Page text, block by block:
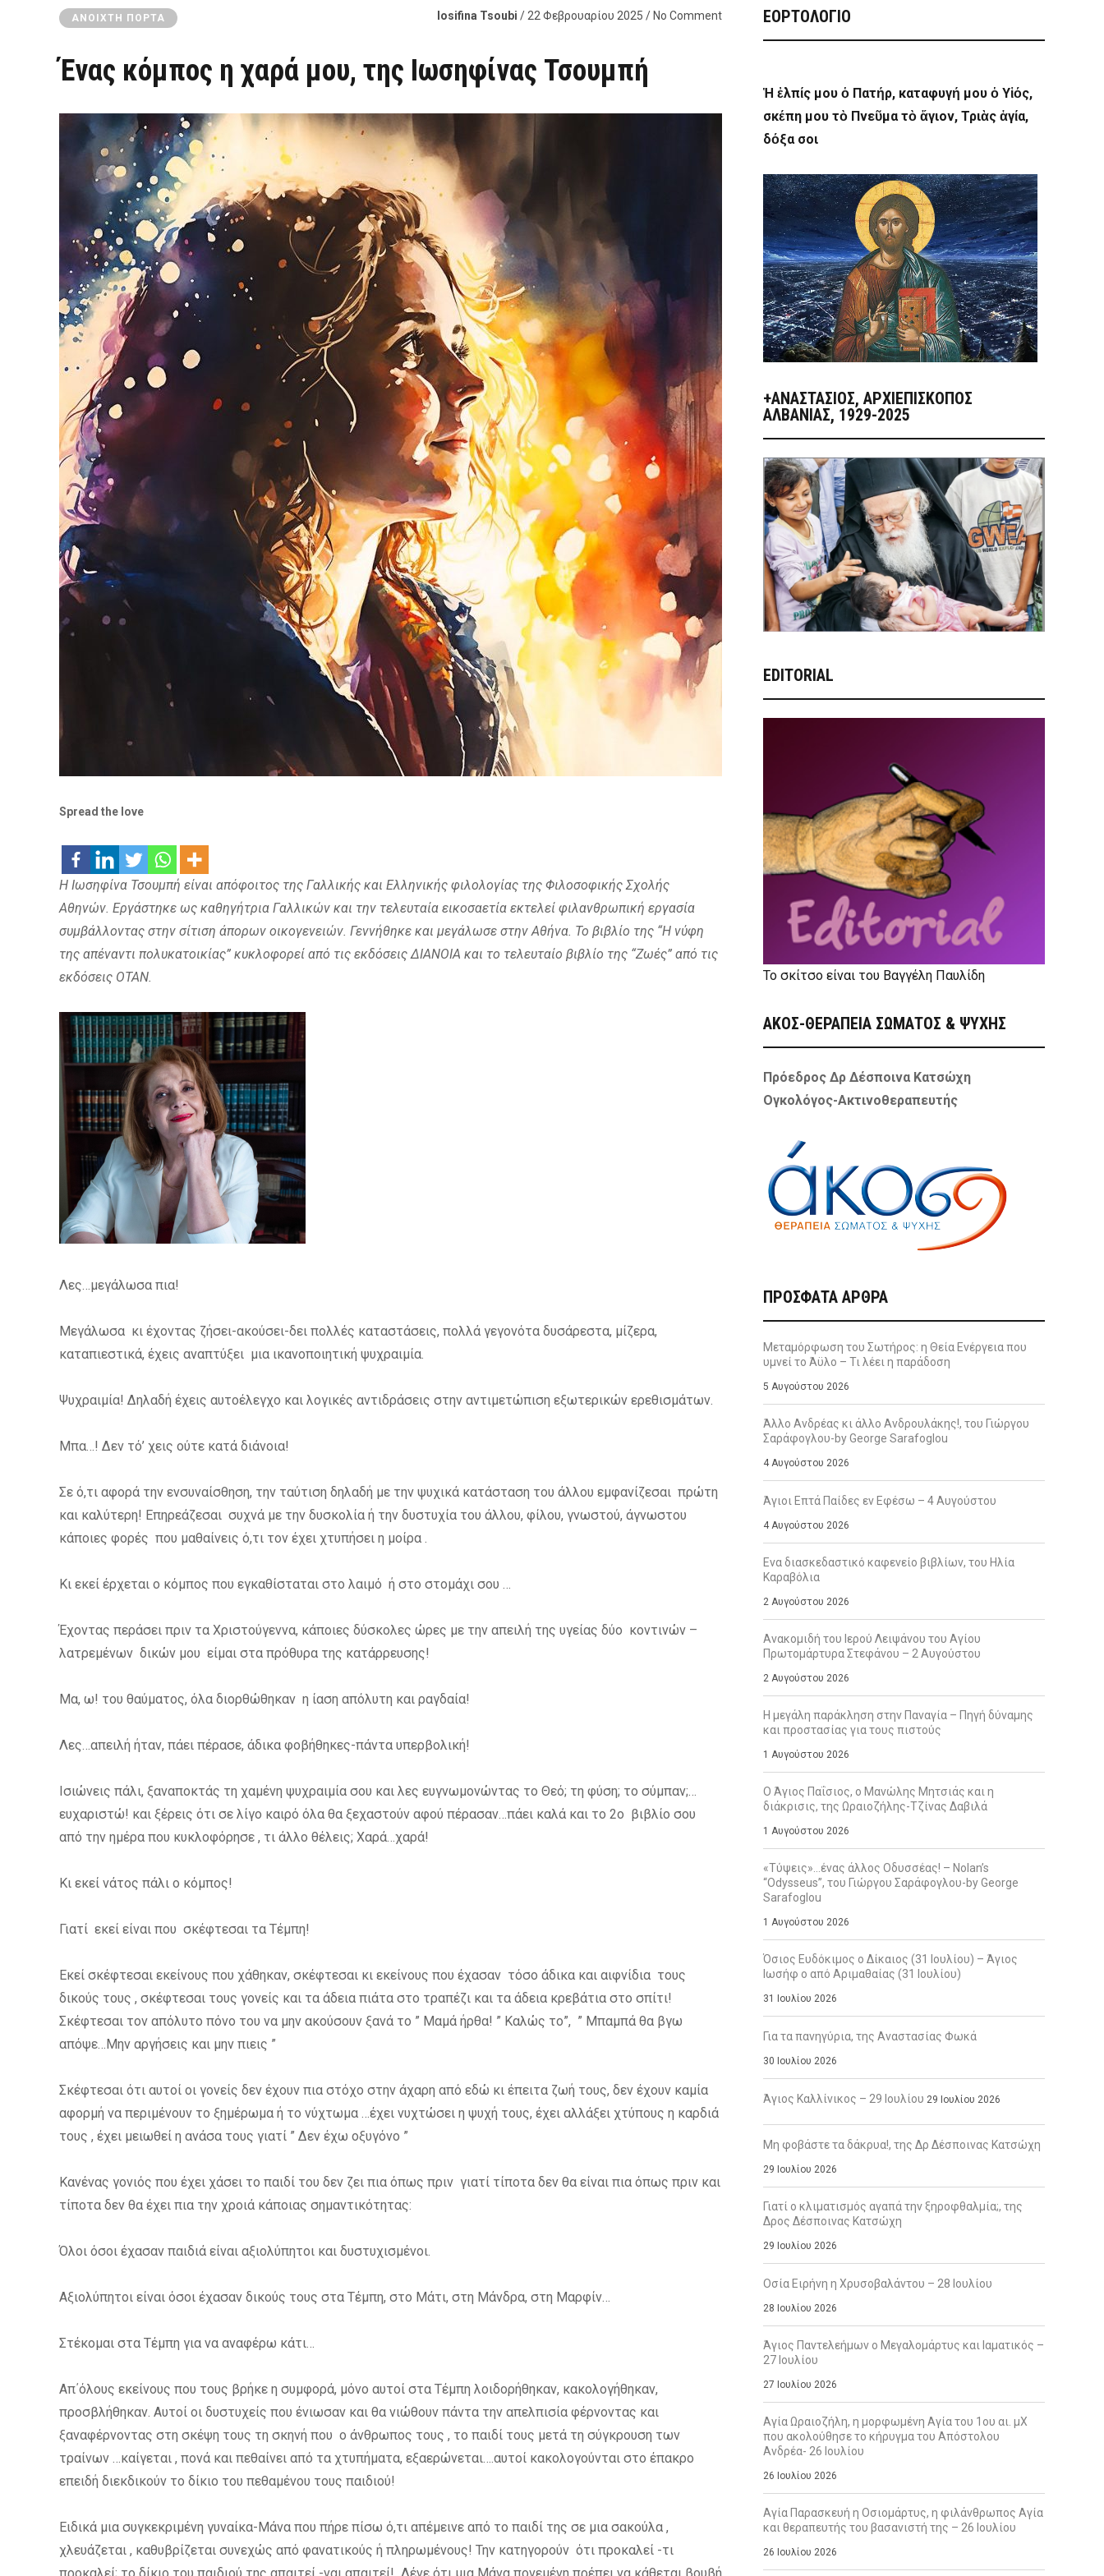
ΑΝΟΙΧΤΉ ΠΌΡΤΑ Iosifina Tsoubi / 22 Φεβρουαρίου 2025 / No Comment
Ένας κόμπος η χαρά μου, της Ιωσηφίνας Τσουμπή
Spread the love
Η Ιωσηφίνα Τσουμπή είναι απόφοιτος της Γαλλικής και Ελληνικής φιλολογίας της Φιλοσοφικής Σχολής
Αθηνών. Εργάστηκε ως καθηγήτρια Γαλλικών και την τελευταία εικοσαετία εκτελεί φιλανθρωπική εργασία
συμβάλλοντας στην σίτιση άπορων οικογενειών. Γεννήθηκε και μεγάλωσε στην Αθήνα. Το βιβλίο της “Η νύφη
της απέναντι πολυκατοικίας” κυκλοφορεί από τις εκδόσεις ΔΙΑΝΟΙΑ και το τελευταίο βιβλίο της “Ζωές” από τις
εκδόσεις ΟΤΑΝ.
Λες…μεγάλωσα πια!
Μεγάλωσα κι έχοντας ζήσει-ακούσει-δει πολλές καταστάσεις, πολλά γεγονότα δυσάρεστα, μίζερα,
καταπιεστικά, έχεις αναπτύξει μια ικανοποιητική ψυχραιμία.
Ψυχραιμία! Δηλαδή έχεις αυτοέλεγχο και λογικές αντιδράσεις στην αντιμετώπιση εξωτερικών ερεθισμάτων.
Μπα…! Δεν τό’ χεις ούτε κατά διάνοια!
Σε ό,τι αφορά την ενσυναίσθηση, την ταύτιση δηλαδή με την ψυχικά κατάσταση του άλλου εμφανίζεσαι πρώτη
και καλύτερη! Επηρεάζεσαι συχνά με την δυσκολία ή την δυστυχία του άλλου, φίλου, γνωστού, άγνωστου
κάποιες φορές που μαθαίνεις ό,τι τον έχει χτυπήσει η μοίρα .
Κι εκεί έρχεται ο κόμπος που εγκαθίσταται στο λαιμό ή στο στομάχι σου …
Έχοντας περάσει πριν τα Χριστούγεννα, κάποιες δύσκολες ώρες με την απειλή της υγείας δύο κοντινών –
λατρεμένων δικών μου είμαι στα πρόθυρα της κατάρρευσης!
Μα, ω! του θαύματος, όλα διορθώθηκαν η ίαση απόλυτη και ραγδαία!
Λες…απειλή ήταν, πάει πέρασε, άδικα φοβήθηκες-πάντα υπερβολική!
Ισιώνεις πάλι, ξαναποκτάς τη χαμένη ψυχραιμία σου και λες ευγνωμονώντας το Θεό; τη φύση; το σύμπαν;…
ευχαριστώ! και ξέρεις ότι σε λίγο καιρό όλα θα ξεχαστούν αφού πέρασαν…πάει καλά και το 2ο βιβλίο σου
από την ημέρα που κυκλοφόρησε , τι άλλο θέλεις; Χαρά…χαρά!
Κι εκεί νάτος πάλι ο κόμπος!
Γιατί εκεί είναι που σκέφτεσαι τα Τέμπη!
Εκεί σκέφτεσαι εκείνους που χάθηκαν, σκέφτεσαι κι εκείνους που έχασαν τόσο άδικα και αιφνίδια τους
δικούς τους , σκέφτεσαι τους γονείς και τα άδεια πιάτα στο τραπέζι και τα άδεια κρεβάτια στο σπίτι!
Σκέφτεσαι τον απόλυτο πόνο του να μην ακούσουν ξανά το ” Μαμά ήρθα! ” Καλώς το”, ” Μπαμπά θα βγω
απόψε…Μην αργήσεις και μην πιεις ”
Σκέφτεσαι ότι αυτοί οι γονείς δεν έχουν πια στόχο στην άχαρη από εδώ κι έπειτα ζωή τους, δεν έχουν καμία
αφορμή να περιμένουν το ξημέρωμα ή το νύχτωμα …έχει νυχτώσει η ψυχή τους, έχει αλλάξει χτύπους η καρδιά
τους , έχει μειωθεί η ανάσα τους γιατί ” Δεν έχω οξυγόνο ”
Κανένας γονιός που έχει χάσει το παιδί του δεν ζει πια όπως πριν γιατί τίποτα δεν θα είναι πια όπως πριν και
τίποτα δεν θα έχει πια την χροιά κάποιας σημαντικότητας:
Όλοι όσοι έχασαν παιδιά είναι αξιολύπητοι και δυστυχισμένοι.
Αξιολύπητοι είναι όσοι έχασαν δικούς τους στα Τέμπη, στο Μάτι, στη Μάνδρα, στη Μαρφίν…
Στέκομαι στα Τέμπη για να αναφέρω κάτι…
Απ΄όλους εκείνους που τους βρήκε η συμφορά, μόνο αυτοί στα Τέμπη λοιδορήθηκαν, κακολογήθηκαν,
προσβλήθηκαν. Αυτοί οι δυστυχείς που ένιωσαν και θα νιώθουν πάντα την απελπισία φέρνοντας και
ξαναφέρνοντας στη σκέψη τους τη σκηνή που ο άνθρωπος τους , το παιδί τους μετά τη σύγκρουση των
τραίνων …καίγεται , πονά και πεθαίνει από τα χτυπήματα, εξαερώνεται….αυτοί κακολογούνται στο έπακρο
επειδή διεκδικούν το δίκιο του πεθαμένου τους παιδιού!
Ειδικά μια συγκεκριμένη γυναίκα-Μάνα που πήρε πίσω ό,τι απέμεινε από το παιδί της σε μια σακούλα ,
χλευάζεται , καθυβρίζεται συνεχώς από φανατικούς ή πληρωμένους! Την κατηγορούν ότι προκαλεί -τι
ΕΟΡΤΟΛΟΓΙΟ
Ἡ ἐλπίς μου ὁ Πατήρ, καταφυγή μου ὁ Υἱός,
σκέπη μου τὸ Πνεῦμα τὸ ἅγιον, Τριὰς ἁγία,
δόξα σοι
+ΑΝΑΣΤΆΣΙΟΣ, ΑΡΧΙΕΠΊΣΚΟΠΟΣ
ΑΛΒΑΝΊΑΣ, 1929-2025
EDITORIAL
Το σκίτσο είναι του Βαγγέλη Παυλίδη
ΑΚΟΣ-ΘΕΡΑΠΕΙΑ ΣΩΜΑΤΟΣ & ΨΥΧΗΣ
Πρόεδρος Δρ Δέσποινα Κατσώχη
Ογκολόγος-Ακτινοθεραπευτής
ΠΡΌΣΦΑΤΑ ΆΡΘΡΑ
Μεταμόρφωση του Σωτήρος: η Θεία Ενέργεια που
υμνεί το Άϋλο – Τι λέει η παράδοση
5 Αυγούστου 2026
Άλλο Ανδρέας κι άλλο Ανδρουλάκης!, του Γιώργου
Σαράφογλου-by George Sarafoglou
4 Αυγούστου 2026
Άγιοι Επτά Παίδες εν Εφέσω – 4 Αυγούστου
4 Αυγούστου 2026
Ενα διασκεδαστικό καφενείο βιβλίων, του Ηλία
Καραβόλια
2 Αυγούστου 2026
Ανακομιδή του Ιερού Λειψάνου του Αγίου
Πρωτομάρτυρα Στεφάνου – 2 Αυγούστου
2 Αυγούστου 2026
Η μεγάλη παράκληση στην Παναγία – Πηγή δύναμης
και προστασίας για τους πιστούς
1 Αυγούστου 2026
Ο Άγιος Παΐσιος, ο Μανώλης Μητσιάς και η
διάκρισις, της Ωραιοζήλης-Τζίνας Δαβιλά
1 Αυγούστου 2026
«Τύψεις»…ένας άλλος Οδυσσέας! – Nolan’s
“Odysseus”, του Γιώργου Σαράφογλου-by George
Sarafoglou
1 Αυγούστου 2026
Όσιος Ευδόκιμος ο Δίκαιος (31 Ιουλίου) – Άγιος
Ιωσήφ ο από Αριμαθαίας (31 Ιουλίου)
31 Ιουλίου 2026
Για τα πανηγύρια, της Αναστασίας Φωκά
30 Ιουλίου 2026
Άγιος Καλλίνικος – 29 Ιουλίου 29 Ιουλίου 2026
Μη φοβάστε τα δάκρυα!, της Δρ Δέσποινας Κατσώχη
29 Ιουλίου 2026
Γιατί ο κλιματισμός αγαπά την ξηροφθαλμία;, της
Δρος Δέσποινας Κατσώχη
29 Ιουλίου 2026
Οσία Ειρήνη η Χρυσοβαλάντου – 28 Ιουλίου
28 Ιουλίου 2026
Άγιος Παντελεήμων ο Μεγαλομάρτυς και Ιαματικός –
27 Ιουλίου
27 Ιουλίου 2026
Αγία Ωραιοζήλη, η μορφωμένη Αγία του 1ου αι. μΧ
που ακολούθησε το κήρυγμα του Απόστολου
Ανδρέα- 26 Ιουλίου
26 Ιουλίου 2026
Αγία Παρασκευή η Οσιομάρτυς, η φιλάνθρωπος Αγία
και θεραπευτής του βασανιστή της – 26 Ιουλίου
26 Ιουλίου 2026